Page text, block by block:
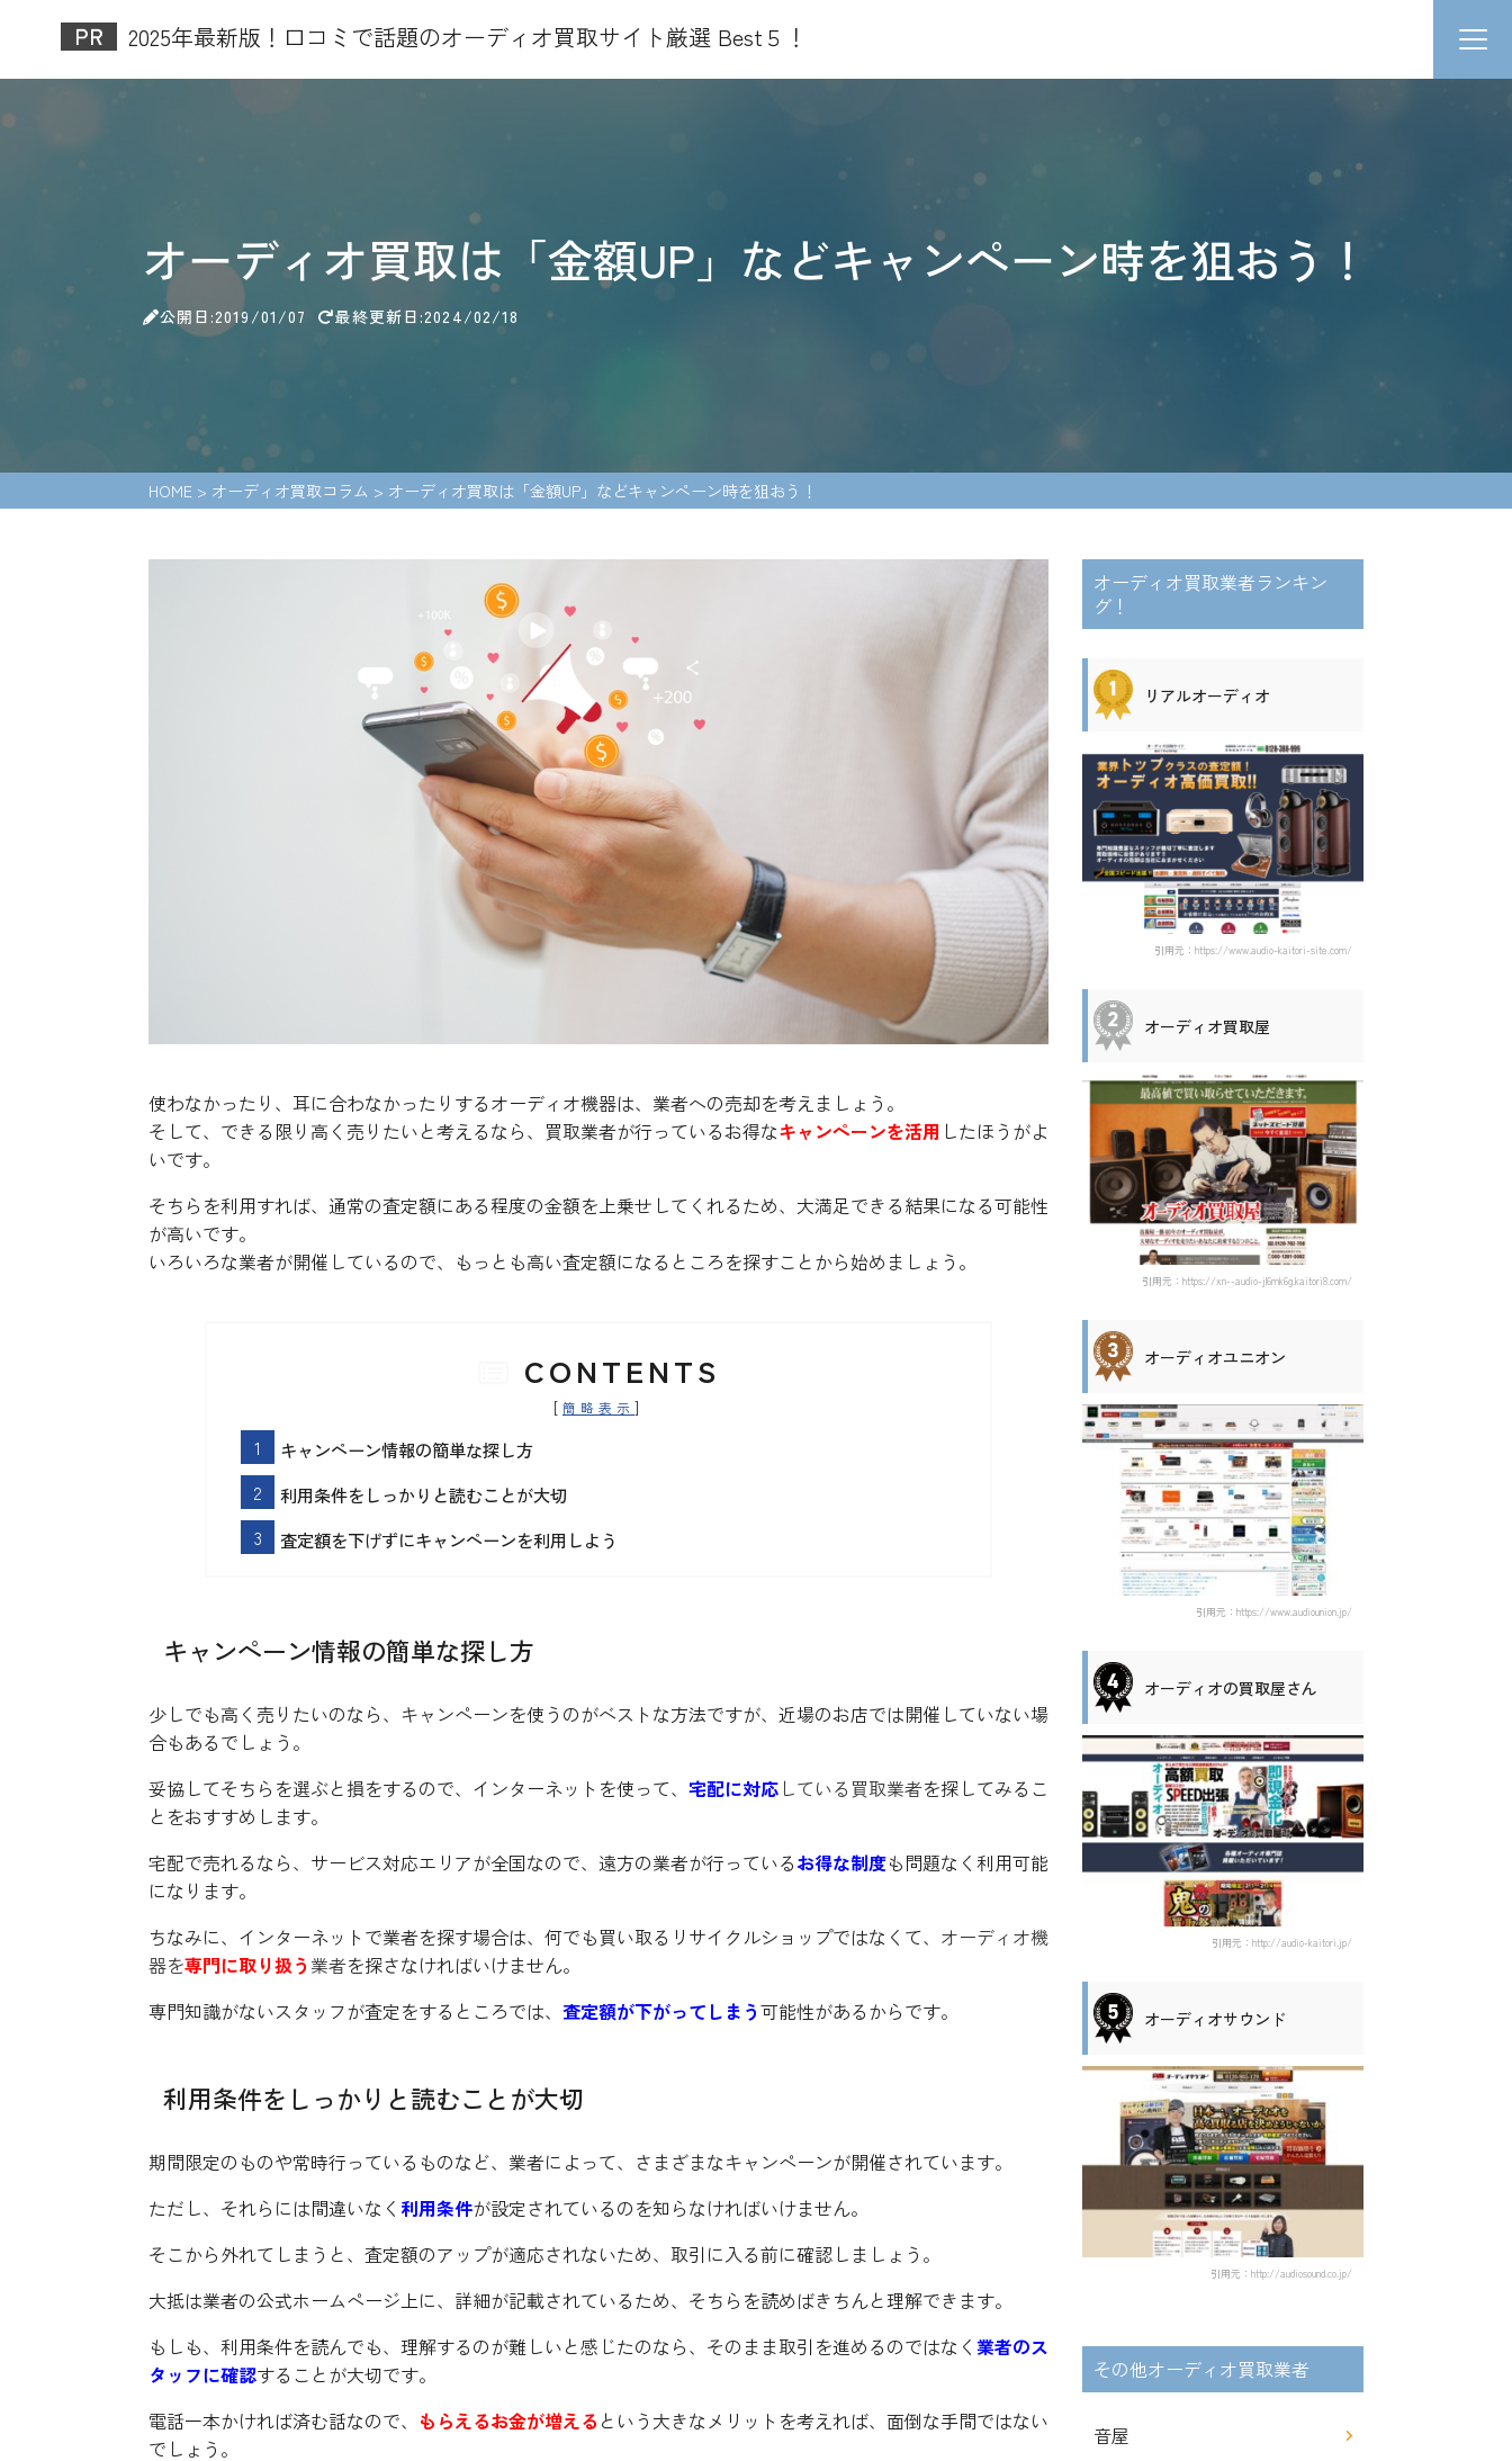
2025年最新版！口コミで話題のオーディオ買取サイト厳選 Best５！
オーディオ買取は「金額UP」などキャンペーン時を狙おう！
公開日:2019/01/07 最終更新日:2024/02/18
HOME > オーディオ買取コラム > オーディオ買取は「金額UP」などキャンペーン時を狙おう！
使わなかったり、耳に合わなかったりするオーディオ機器は、業者への売却を考えましょう。
そして、できる限り高く売りたいと考えるなら、買取業者が行っているお得なキャンペーンを活用 したほうがよ
いです。
そちらを利用すれば、通常の査定額にある程度の金額を上乗せしてくれるため、大満足できる結果になる可能性
が高いです。
いろいろな業者が開催しているので、もっとも高い査定額になるところを探すことから始めましょう。
CONTENTS
[ 簡略表示 ]
キャンペーン情報の簡単な探し方
利用条件をしっかりと読むことが大切
査定額を下げずにキャンペーンを利用しよう
キャンペーン情報の簡単な探し方
少しでも高く売りたいのなら、キャンペーンを使うのがベストな方法ですが、近場のお店では開催していない場
合もあるでしょう。
妥協してそちらを選ぶと損をするので、インターネットを使って、 宅配に対応 している買取業者を探してみるこ
とをおすすめします。
宅配で売れるなら、サービス対応エリアが全国なので、遠方の業者が行っているお得な制度も問題なく利用可能
になります。
ちなみに、インターネットで業者を探す場合は、何でも買い取るリサイクルショップではなくて、 オーディオ機
器を専門に取り扱う 業者を探さなければいけません。
専門知識がないスタッフが査定をするところでは、 査定額が下がってしまう可能性があるからです。
利用条件をしっかりと読むことが大切
期間限定のものや常時行っているものなど、業者によって、さまざまなキャンペーンが開催されています。
ただし、それらには間違いなく 利用条件が設定されているのを知らなければいけません。
そこから外れてしまうと、査定額のアップが適応されないため、取引に入る前に確認しましょう。
大抵は業者の公式ホームページ上に、詳細が記載されているため、そちらを読めばきちんと理解できます。
もしも、利用条件を読んでも、理解するのが難しいと感じたのなら、そのまま取引を進めるのではなく 業者のス
タッフに確認することが大切です。
電話一本かければ済む話なので、 もらえるお金が増える という大きなメリットを考えれば、面倒な手間ではない
でしょう。
オーディオ買取業者ランキン
グ！
リアルオーディオ
引用元：https://www.audio-kaitori-site.com/
オーディオ買取屋
引用元：https://xn--audio-jl6mk6g.kaitori8.com/
オーディオユニオン
引用元：https://www.audiounion.jp/
オーディオの買取屋さん
引用元：http://audio-kaitori.jp/
オーディオサウンド
引用元：http://audiosound.co.jp/
その他オーディオ買取業者
音屋